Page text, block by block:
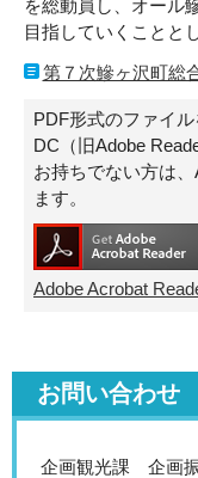
を総動員し、オール
目指していくことと
第７次鰺ヶ沢町総
PDF形式のファイ
DC（旧Adobe
お持ちでない方は
ます。
Adobe Acrobat
お問い合わせ
企画観光課 企画